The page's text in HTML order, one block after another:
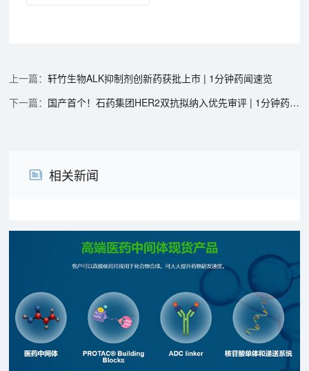
轩竹生物ALK抑制剂创新药获批上市 | 1分钟药闻速览
国产首个！石药集团HER2双抗拟纳入优先审评 | 1分钟药闻速览
相关新闻